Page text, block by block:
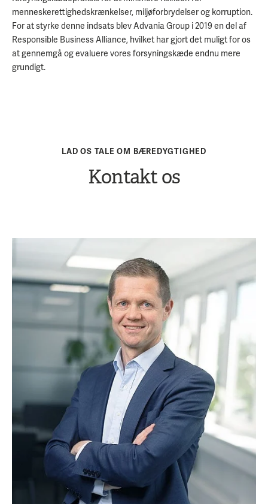
menneskerettighedskrænkelser, miljøforbrydelser og korruption.
For at styrke denne indsats blev Advania Group i 2019 en del af
Responsible Business Alliance, hvilket har gjort det muligt for os
at gennemgå og evaluere vores forsyningskæde endnu mere
grundigt.
LAD OS TALE OM BÆREDYGTIGHED
Kontakt os